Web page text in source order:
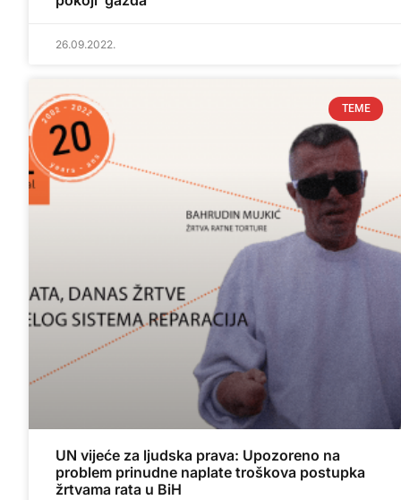
26.09.2022.
TEME
UN vijeće za ljudska prava: Upozoreno na
problem prinudne naplate troškova postupka
žrtvama rata u BiH